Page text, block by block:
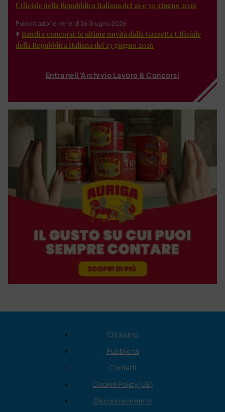
Ufficiale della Repubblica Italiana del 26 e 30 giugno 2026
Pubblicazione: venerdì 26 Giugno 2026
Bandi e concorsi: le ultime novità dalla Gazzetta Ufficiale
della Repubblica Italiana del 23 giugno 2026
Entra nell'Archivio Lavoro & Concorsi
Chi siamo
Pubblicità
Contatti
Cookie Policy (UE)
Disconoscimento